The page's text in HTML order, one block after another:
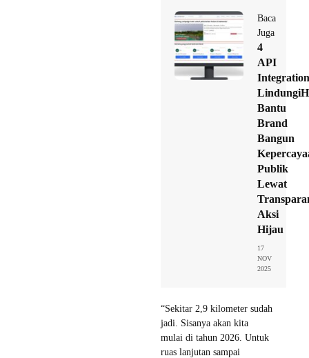
Baca
Juga
4
API
Integration
Bantu
Brand
Bangun
Publik
Lewat
Aksi
Hijau
17
NOV
2025
“Sekitar 2,9 kilometer sudah
jadi. Sisanya akan kita
mulai di tahun 2026. Untuk
ruas lanjutan sampai